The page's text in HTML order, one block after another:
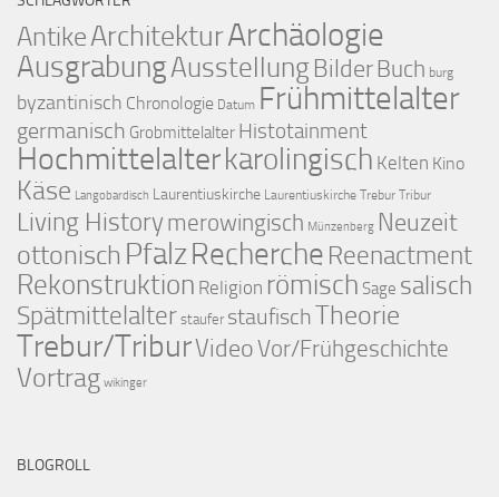
AntikeArchitekturArchäologie
AusgrabungAusstellungBilder Buch burg
byzantinisch Chronologie Datum Frühmittelalter
germanisch Grobmittelalter Histotainment
Hochmittelalterkarolingisch Kelten Kino
Käse Langobardisch Laurentiuskirche Laurentiuskirche Trebur Tribur
Living Historymerowingisch Münzenberg Neuzeit
ottonisch PfalzRecherche Reenactment
Rekonstruktion Religion römisch Sage salisch
Spätmittelalter staufer staufischTheorie
Trebur/TriburVideoVor/Frühgeschichte
Vortrag wikinger
BLOGROLL